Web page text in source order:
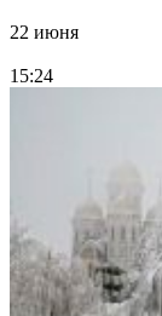
22 июня
15:24